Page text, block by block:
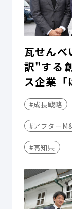
瓦せん
訳"する
ス企業「
#成長戦略
#アフター
#高知県